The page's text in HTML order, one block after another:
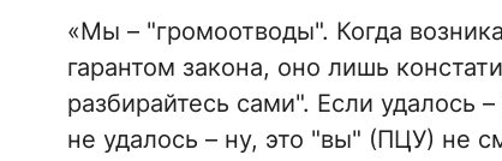
«Мы – "громоотводы". Когда
гарантом закона, оно лишь
разбирайтесь сами". Если
не удалось – ну, это "вы" (ПЦУ) не